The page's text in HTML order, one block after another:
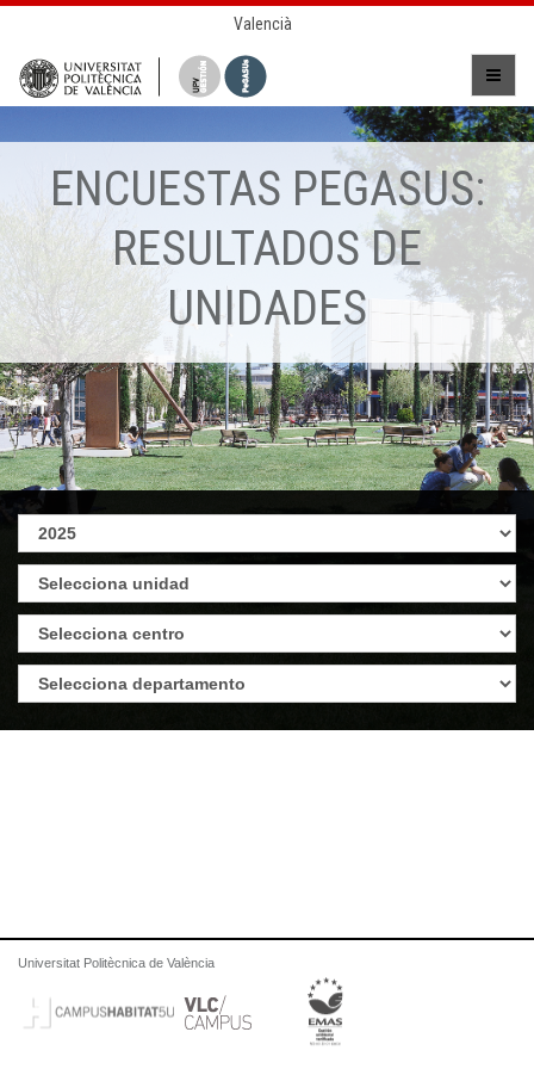
Valencià
ENCUESTAS PEGASUS:
RESULTADOS DE
UNIDADES
Universitat Politècnica de València